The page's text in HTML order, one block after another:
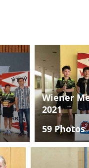
Wiener
2021
59 Photos